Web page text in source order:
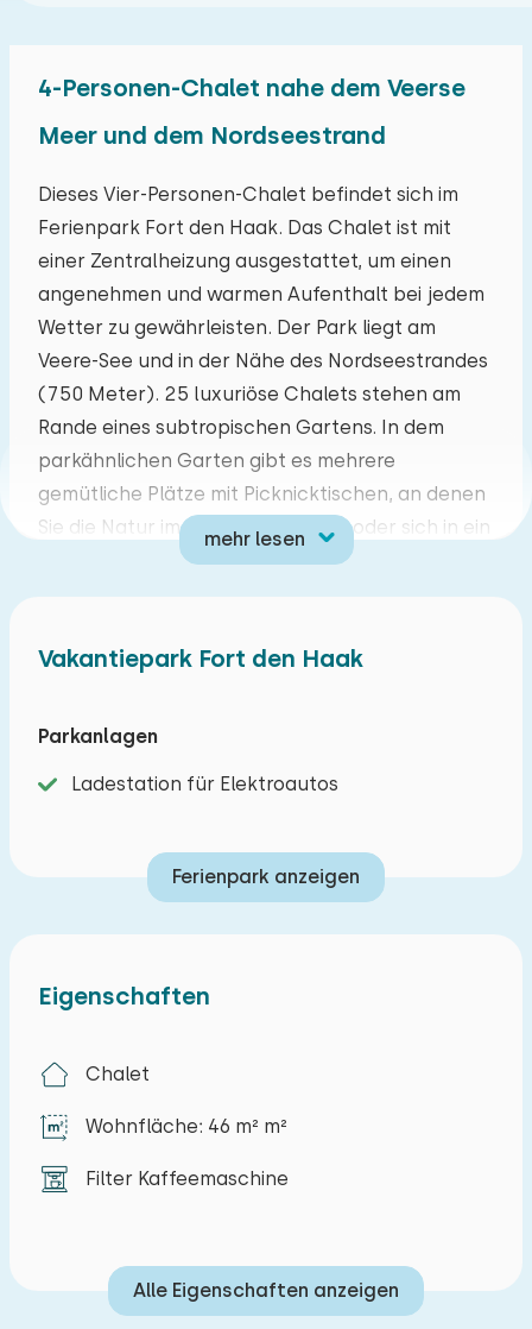
4-Personen-Chalet nahe dem Veerse
Meer und dem Nordseestrand
Dieses Vier-Personen-Chalet befindet sich im
Ferienpark Fort den Haak. Das Chalet ist mit
einer Zentralheizung ausgestattet, um einen
angenehmen und warmen Aufenthalt bei jedem
Wetter zu gewährleisten. Der Park liegt am
Veere-See und in der Nähe des Nordseestrandes
(750 Meter). 25 luxuriöse Chalets stehen am
Rande eines subtropischen Gartens. In dem
parkähnlichen Garten gibt es mehrere
gemütliche Plätze mit Picknicktischen, an denen
Sie die Natur im Grünen genießen oder sich in ein
Buch vertiefen können. Einige seltene Pflanzen-,
Vogel-, Schmetterlings- und Libellenarten sind
auch im angrenzenden Naturschutzgebiet zu
ist ein hervorragender Ort, um Ihren Urlaub
Internet kostenlos nutzen. Vom Wohnzimmer
4-Flammen-Herd, einer Mikrowelle, einer
einem Geschirrspüler und einem Kühlschrank mit
Gefrierfach. Es gibt zwei Schlafzimmer, ein
Schlafzimmer mit einem Doppelbett und ein
Schlafzimmer mit zwei Einzelbetten. Das
mehr lesen
August 2026
Mo Di Mi Do Fr Sa So
27 28 29 30 31 01 02
03 04 05 06 07 08 09
10 11 12 13 14 15
17 18 19 20 21 22 23
Eigenschaften
Chalet
Wohnfläche: 46 m² m²
Filter Kaffeemaschine
Alle Eigenschaften anzeigen
Vakantiepark Fort den Haak
Parkanlagen
Ladestation für Elektroautos
Ferienpark anzeigen